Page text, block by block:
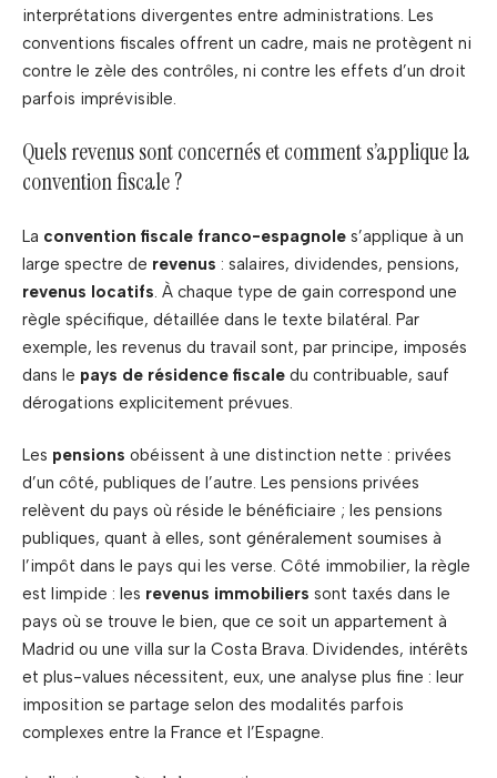
interprétations divergentes entre administrations. Les
conventions fiscales offrent un cadre, mais ne protègent ni
contre le zèle des contrôles, ni contre les effets d’un droit
parfois imprévisible.
Quels revenus sont concernés et comment s’applique la
convention fiscale ?
La convention fiscale franco-espagnole s’applique à un
large spectre de revenus : salaires, dividendes, pensions,
revenus locatifs . À chaque type de gain correspond une
règle spécifique, détaillée dans le texte bilatéral. Par
exemple, les revenus du travail sont, par principe, imposés
dans le pays de résidence fiscale du contribuable, sauf
dérogations explicitement prévues.
Les pensions obéissent à une distinction nette : privées
d’un côté, publiques de l’autre. Les pensions privées
relèvent du pays où réside le bénéficiaire ; les pensions
publiques, quant à elles, sont généralement soumises à
l’impôt dans le pays qui les verse. Côté immobilier, la règle
est limpide : les revenus immobiliers sont taxés dans le
pays où se trouve le bien, que ce soit un appartement à
Madrid ou une villa sur la Costa Brava. Dividendes, intérêts
et plus-values nécessitent, eux, une analyse plus fine : leur
imposition se partage selon des modalités parfois
complexes entre la France et l’Espagne.